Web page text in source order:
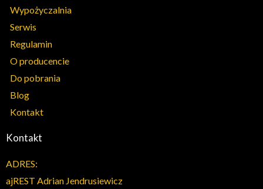
Wypożyczalnia
Serwis
Regulamin
O producencie
Do pobrania
Blog
Kontakt
Kontakt
ADRES:
ajREST Adrian Jendrusiewicz